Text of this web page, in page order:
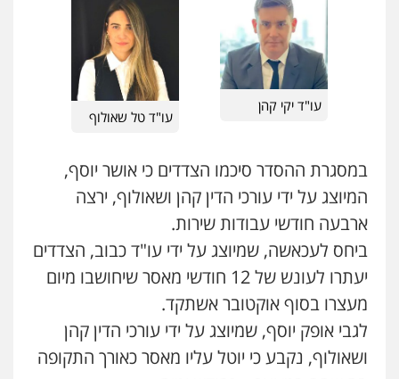
עו"ד יקי קהן
עו"ד טל שאולוף
במסגרת ההסדר סיכמו הצדדים כי אושר יוסף,
המיוצג על ידי עורכי הדין קהן ושאולוף, ירצה
ארבעה חודשי עבודות שירות.
ביחס לעכאשה, שמיוצג על ידי עו"ד כבוב, הצדדים
יעתרו לעונש של 12 חודשי מאסר שיחושבו מיום
מעצרו בסוף אוקטובר אשתקד.
לגבי אופק יוסף, שמיוצג על ידי עורכי הדין קהן
ושאולוף, נקבע כי יוטל עליו מאסר כאורך התקופה
עו"ד אבי כהן
פלילי פשיעה חמורה קטינים אלימות
סמים עבירות מין
0523647066
0528959600
קורל קרוז – עורך דין פלילי
משפט פלילי
0545437431
עו"ד עלי סעדי
פלילי פשיעה חמורה ליווי וייצוג בחקירות
ומעצרים